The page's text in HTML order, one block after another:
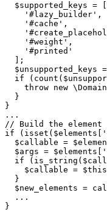
  $supported_keys = [
    '#lazy_builder',
    '#cache',
    '#weight',
    '#printed'
  ];
$unsupported_keys
if
throw new
  }
}
...
// Build the
if
$callable =
$args =
if
$callable =
  }
$new_elements =
  ...
}